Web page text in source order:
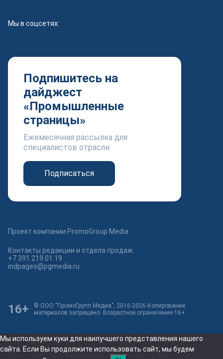
Мы в соцсетях:
Подпишитесь на
дайджест
«Промышленные
страницы»
Ежемесячная рассылка для
специалистов отрасли
Подписаться
Проект компании PromoGroup Media.
Контакты редакции и отдела продаж:
+7 391 219 01 19
indpages@pgmedia.ru
© ООО "ПромоГрупп Медиа", 2016-2026 Копирование
материалов запрещено. Возрастное ограничение 16+
16+
Мы используем куки для наилучшего представления нашего
сайта. Если Вы продолжите использовать сайт, мы будем